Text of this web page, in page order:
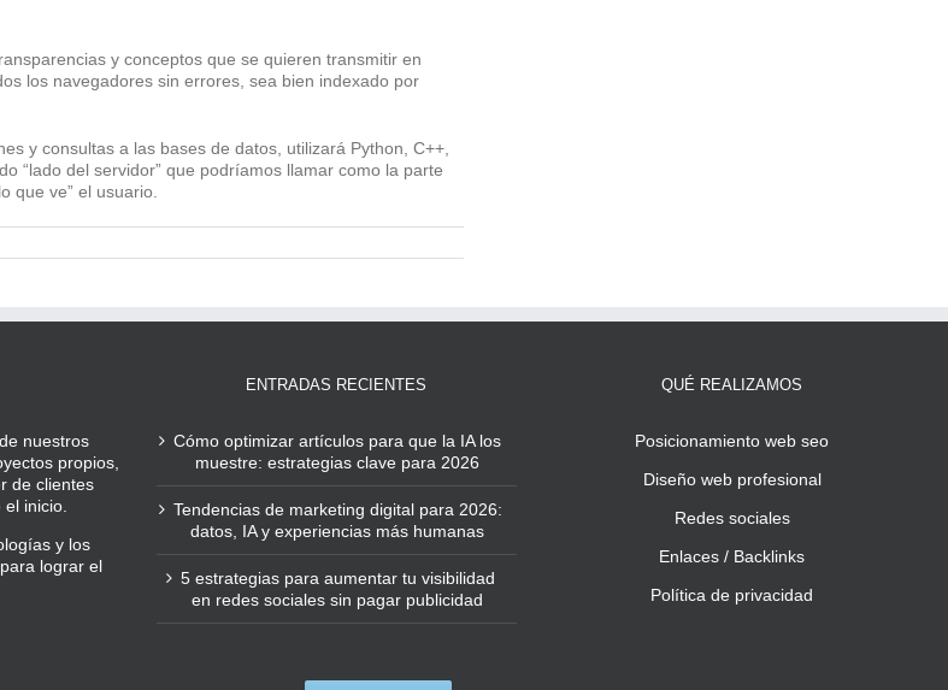
y conceptos que se quieren transmitir en
los navegadores sin errores, sea bien indexado por
y consultas a las bases de datos, utilizará Python, C++,
“lado del servidor” que podríamos llamar como la parte
que ve” el usuario.
nuestros
propios,
de clientes
inicio.
y los
lograr el
ENTRADAS RECIENTES
Cómo optimizar artículos para que la IA los
muestre: estrategias clave para 2026
Tendencias de marketing digital para 2026:
datos, IA y experiencias más humanas
5 estrategias para aumentar tu visibilidad
en redes sociales sin pagar publicidad
QUÉ REALIZAMOS
Posicionamiento web seo
Diseño web profesional
Redes sociales
Enlaces / Backlinks
Política de privacidad